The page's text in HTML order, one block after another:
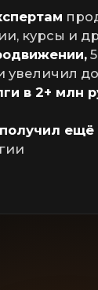
курсы и
увеличил
в 2+ млн
ещё